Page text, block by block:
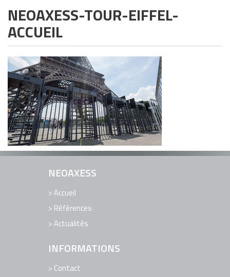
VIDÉOSURVEILLANCE
DÉTECTION INTRUSION
EDITION DE LOGICIELS
LOGICIELS
RÉFÉRENCES
ACTUALITÉS
CONTACT
SUPPORT TECHNIQUE ET ASSISTANCE
NEOAXESS-TOUR-EIFFEL-
ACCUEIL
NEOAXESS
Accueil
Références
Actualités
INFORMATIONS
Contact